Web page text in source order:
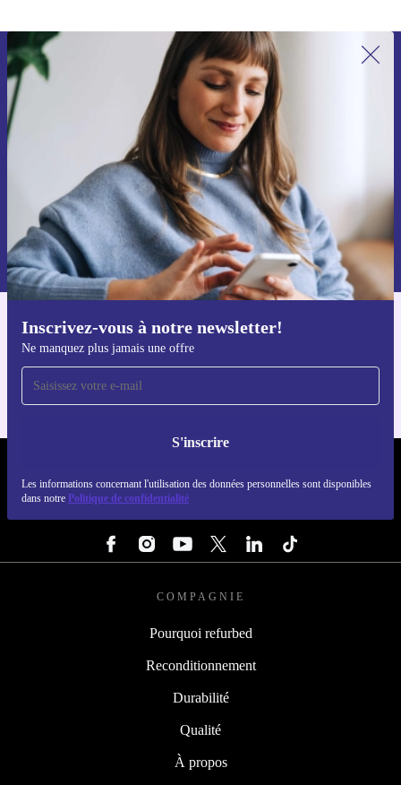
Inscrivez-vous à notre newsletter!
Ne manquez plus jamais une offre
S'inscrire
Les informations concernant l'utilisation des données personnelles sont disponibles
dans notre Politique de confidentialité
Recevoir offres et infos de refurbed
par mail
Ne manquez plus aucune offre.
S'inscrire
Retrouvez les informations sur l'utilisation des données personnelles
dans notre
politique de confidentialité.
Téléchargez l'application refurbed
Pour iOS et Android
COMPAGNIE
Pourquoi refurbed
Reconditionnement
Durabilité
Qualité
À propos